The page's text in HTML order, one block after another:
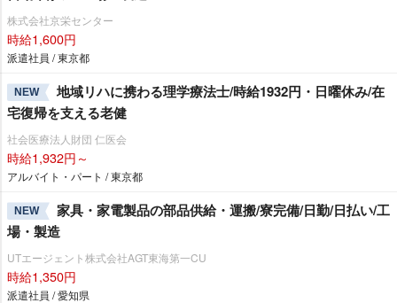
株式会社京栄センター
時給1,600円
派遣社員 / 東京都
NEW
地域リハに携わる理学療法士/時給1932円・日曜休み/在
宅復帰を支える老健
社会医療法人財団 仁医会
時給1,932円～
アルバイト・パート / 東京都
NEW
家具・家電製品の部品供給・運搬/寮完備/日勤/日払い/工
場・製造
UTエージェント株式会社AGT東海第一CU
時給1,350円
派遣社員 / 愛知県